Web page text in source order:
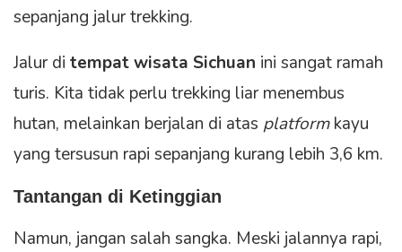
sepanjang jalur trekking.
Jalur di tempat wisata Sichuan ini sangat ramah
turis. Kita tidak perlu trekking liar menembus
hutan, melainkan berjalan di atas platformkayu
yang tersusun rapi sepanjang kurang lebih 3,6 km.
Tantangan di Ketinggian
Namun, jangan salah sangka. Meski jalannya rapi,